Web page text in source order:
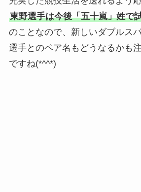
東野選手は今後「五十嵐」姓で
のことなので、新しいダブルス
選手とのペア名もどうなるかも
ですね(*^^*)